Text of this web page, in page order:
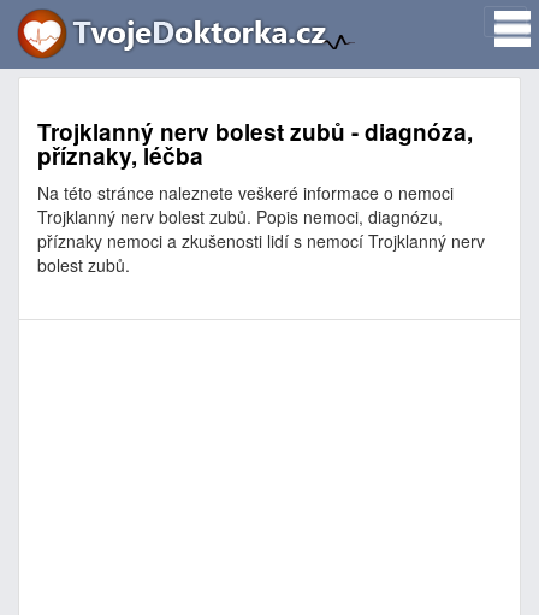
Trojklanný nerv bolest zubů - diagnóza,
příznaky, léčba
Na této stránce naleznete veškeré informace o nemoci
Trojklanný nerv bolest zubů. Popis nemoci, diagnózu,
příznaky nemoci a zkušenosti lidí s nemocí Trojklanný nerv
bolest zubů.